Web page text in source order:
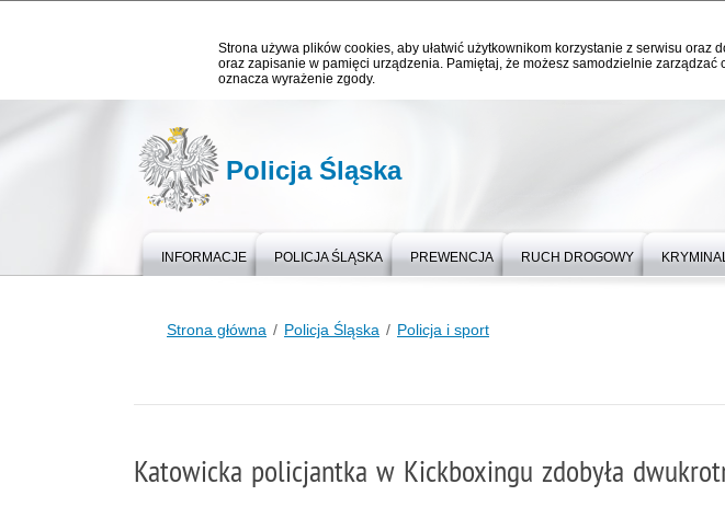
Strona używa plików cookies, aby ułatwić użytkownikom korzystanie z serwisu
oraz zapisanie w pamięci urządzenia. Pamiętaj, że możesz samodzielnie
oznacza wyrażenie zgody.
Policja Śląska
INFORMACJE POLICJA ŚLĄSKA PREWENCJA RUCH DROGOWY
Strona główna Policja Śląska Policja i sport
Katowicka policjantka w Kickboxingu zdobyła